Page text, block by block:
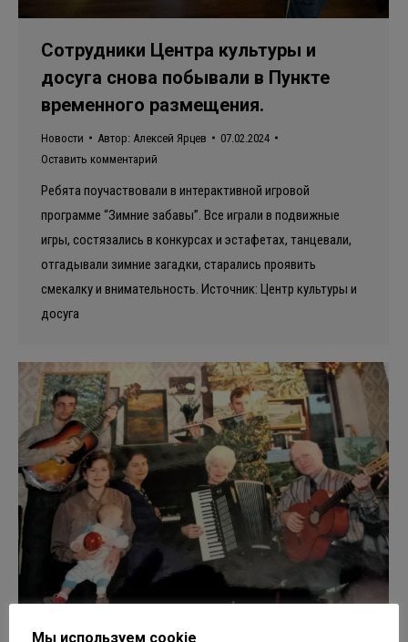
Сотрудники Центра культуры и
досуга снова побывали в Пункте
временного размещения.
Новости Автор: Алексей Ярцев
07.02.2024
Оставить комментарий
Ребята поучаствовали в интерактивной игровой
программе “Зимние забавы”. Все играли в подвижные
игры, состязались в конкурсах и эстафетах, танцевали,
отгадывали зимние загадки, старались проявить
смекалку и внимательность. Источник: Центр культуры и
досуга
Мы используем cookie